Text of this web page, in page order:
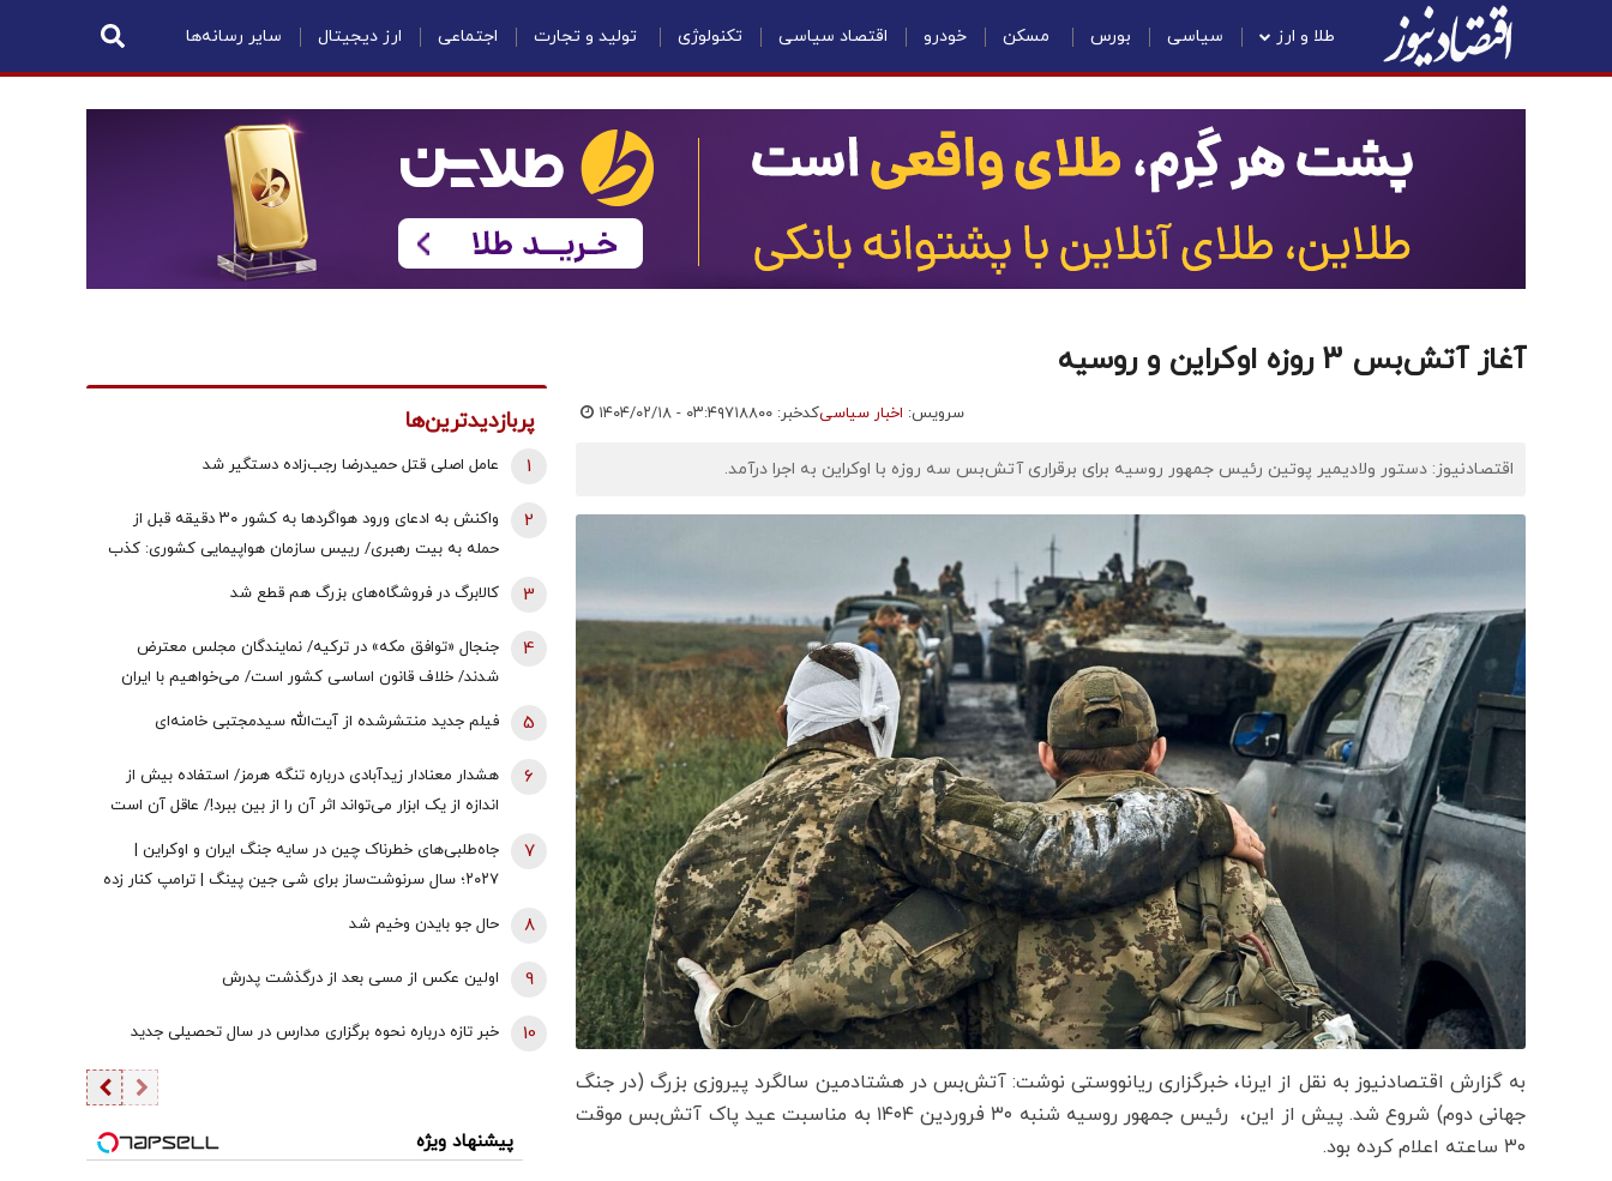
طلا و ارز سیاسی بورس مسکن خودرو اقتصاد سیاسی تکنولوژی تولید و تجارت اجتماعی ارز دیجیتال سایر رسانه‌ها
آغاز آتش‌بس 3 روزه اوکراین و روسیه
سرویس: اخبار سیاسیکدخبر: ۷۱۸۸۰۰ ۱۴۰۴/۰۲/۱۸ - ۰۳:۴۹
اقتصادنیوز: دستور ولادیمیر پوتین رئیس جمهور روسیه برای برقراری آتش‌بس سه روزه با اوکراین به اجرا درآمد.
به گزارش اقتصادنیوز به نقل از ایرنا، خبرگزاری ریانووستی نوشت: آتش‌بس در هشتادمین سالگرد پیروزی بزرگ (در جنگ
جهانی دوم) شروع شد. پیش از این، ‌ رئیس جمهور روسیه شنبه ۳۰ فروردین ۱۴۰۴ به مناسبت عید پاک آتش‌بس موقت
۳۰ ساعته اعلام کرده بود.
پربازدیدترین‌ها
عامل اصلی قتل حمیدرضا رجب‌زاده دستگیر شد 1
واکنش به ادعای ورود هواگردها به کشور ٣٠ دقیقه قبل از
حمله به بیت رهبری/ رییس سازمان هواپیمایی کشوری: کذب
محض است/ اگر چنین گزارشی وجود داشت، خودمان آن را
اطلاع‌رسانی می‌کردیم
2
کالابرگ در فروشگاه‌های بزرگ هم قطع شد 3
جنجال «توافق مکه» در ترکیه/ نمایندگان مجلس معترض
شدند/ خلاف قانون اساسی کشور است/ می‌خواهیم با ایران
وارد جنگ شویم؟/ اردوغان این توافقنامه را با چه مجوزی امضا
کرد؟
4
فیلم جدید منتشرشده از آیت‌الله سیدمجتبی خامنه‌ای 5
هشدار معنادار زیدآبادی درباره تنگه هرمز/ استفاده بیش از
اندازه از یک ابزار می‌تواند اثر آن را از بین ببرد!/ عاقل آن است
6
جاه‌طلبی‌های خطرناک چین در سایه جنگ‌ ایران و اوکراین |
۲۰۲۷؛ سال سرنوشت‌ساز برای شی جین‌ پینگ | ترامپ کنار زده
7
حال جو بایدن وخیم شد 8
اولین عکس از مسی بعد از درگذشت پدرش 9
خبر تازه درباره نحوه برگزاری مدارس در سال تحصیلی جدید 10
پیشنهاد ویژه